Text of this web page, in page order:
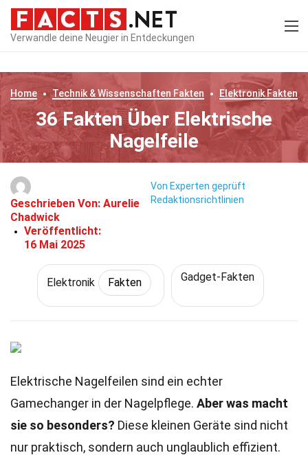
Verwandle deine Neugier in Entdeckungen
Home Technik & Wissenschaften Fakten ElektronikFakten
36 Fakten Über Elektrische
Nagelfeile
Geschrieben Von: Aurelie
Chadwick
Veröffentlicht:
16 Mai 2025
Von Experten geprüft
Redaktionsrichtlinien
Elektronik Fakten Gadget-Fakten
Elektrische Nagelfeilen sind ein echter
Gamechanger in der Nagelpflege. Aber was macht
sie so besonders? Diese kleinen Geräte sind nicht
nur praktisch, sondern auch unglaublich effizient.